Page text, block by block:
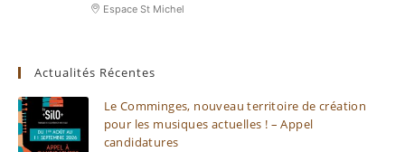
Espace St Michel
Actualités Récentes
Le Comminges, nouveau territoire de création
pour les musiques actuelles ! – Appel
candidatures